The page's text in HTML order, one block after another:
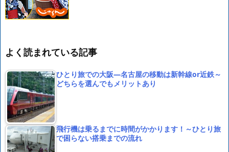
よく読まれている記事
ひとり旅での大阪―名古屋の移動は新幹線or近鉄～
どちらを選んでもメリットあり
飛行機は乗るまでに時間がかかります！～ひとり旅
で困らない搭乗までの流れ